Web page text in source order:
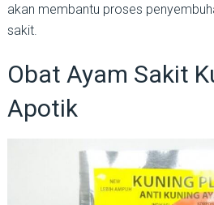
akan membantu proses
sakit.
Obat Ayam Sakit
Apotik